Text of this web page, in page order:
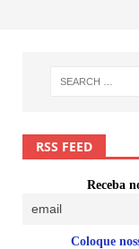
RSS FEED
Receba
Coloque